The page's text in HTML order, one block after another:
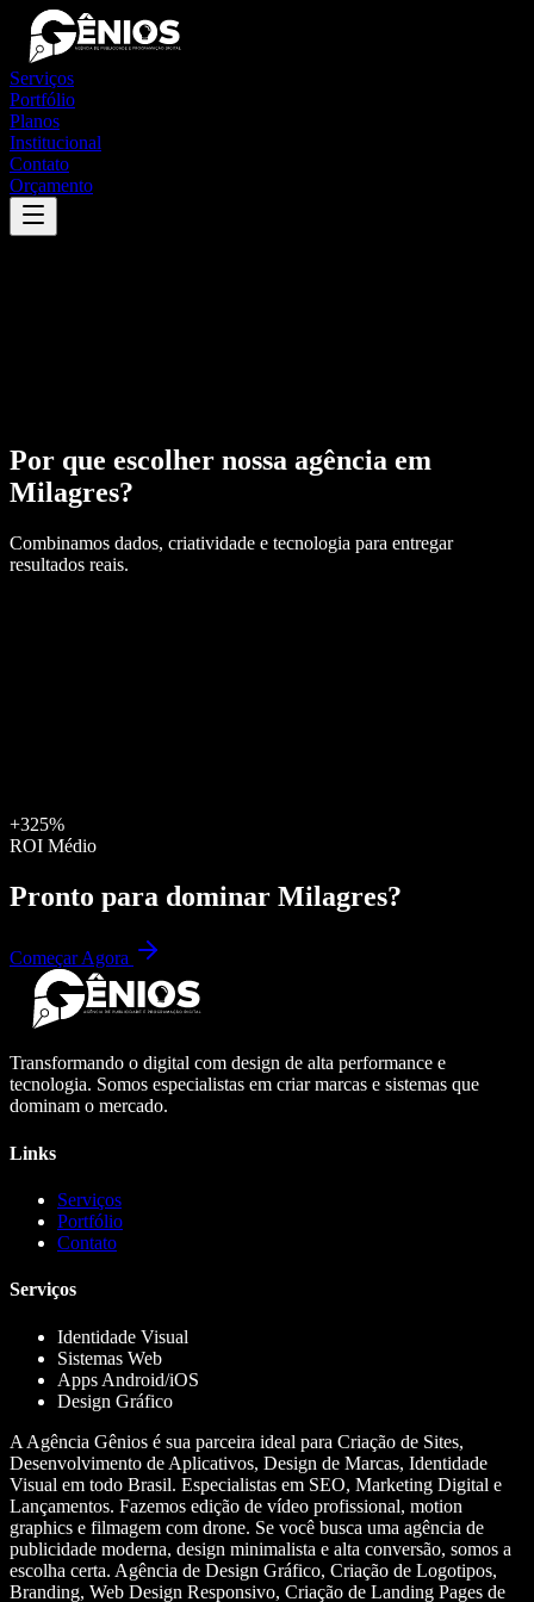
Serviços
Portfólio
Planos
Institucional
Contato
Orçamento
Por que escolher nossa agência em
Milagres?
Combinamos dados, criatividade e tecnologia para entregar
resultados reais.
+325%
ROI Médio
Pronto para dominar Milagres?
Começar Agora
Transformando o digital com design de alta performance e
tecnologia. Somos especialistas em criar marcas e sistemas que
dominam o mercado.
Links
Serviços
Portfólio
Contato
Serviços
Identidade Visual
Sistemas Web
Apps Android/iOS
Design Gráfico
A Agência Gênios é sua parceira ideal para Criação de Sites,
Desenvolvimento de Aplicativos, Design de Marcas, Identidade
Visual em todo Brasil. Especialistas em SEO, Marketing Digital e
Lançamentos. Fazemos edição de vídeo profissional, motion
graphics e filmagem com drone. Se você busca uma agência de
publicidade moderna, design minimalista e alta conversão, somos a
escolha certa. Agência de Design Gráfico, Criação de Logotipos,
Branding, Web Design Responsivo, Criação de Landing Pages de